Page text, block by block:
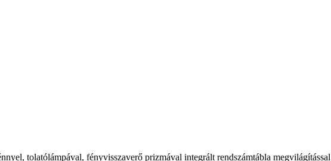
tolatólámpával, fényvisszaverő prizmával integrált rendszámtábla megvilágítással